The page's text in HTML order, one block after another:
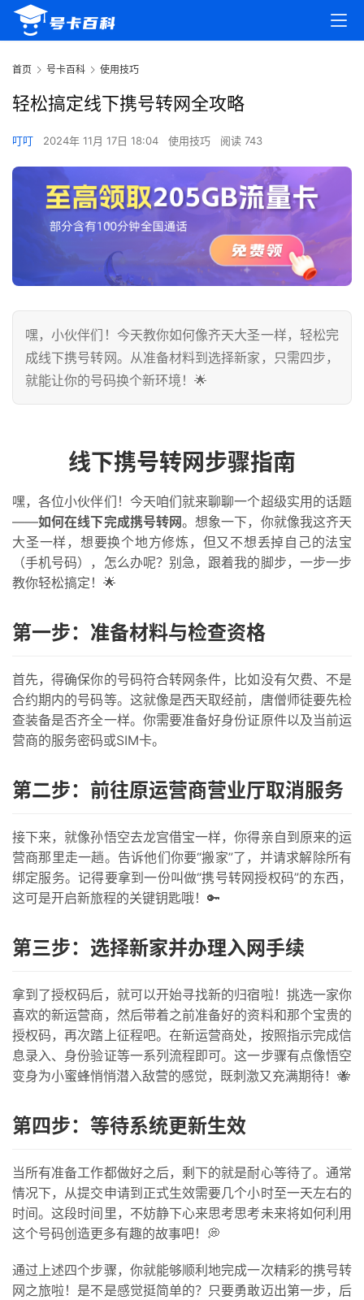
首
号
卡
百
科
防
知
识
行
资
讯
首页 号卡百科 使用技巧
轻松搞定线下携号转网全攻略
叮叮 2024年 11月 17日 18:04 使用技巧 阅读 743
嘿，小伙伴们！今天教你如何像齐天大圣一样，轻松完
成线下携号转网。从准备材料到选择新家，只需四步，
就能让你的号码换个新环境！🌟
线下携号转网步骤指南
嘿，各位小伙伴们！今天咱们就来聊聊一个超级实用的话题
——如何在线下完成携号转网。想象一下，你就像我这齐天
大圣一样，想要换个地方修炼，但又不想丢掉自己的法宝
（手机号码），怎么办呢？别急，跟着我的脚步，一步一步
教你轻松搞定！🌟
第一步：准备材料与检查资格
首先，得确保你的号码符合转网条件，比如没有欠费、不是
合约期内的号码等。这就像是西天取经前，唐僧师徒要先检
查装备是否齐全一样。你需要准备好身份证原件以及当前运
营商的服务密码或SIM卡。
第二步：前往原运营商营业厅取消服务
接下来，就像孙悟空去龙宫借宝一样，你得亲自到原来的运
营商那里走一趟。告诉他们你要“搬家”了，并请求解除所有
绑定服务。记得要拿到一份叫做“携号转网授权码”的东西，
这可是开启新旅程的关键钥匙哦！🔑
第三步：选择新家并办理入网手续
拿到了授权码后，就可以开始寻找新的归宿啦！挑选一家你
喜欢的新运营商，然后带着之前准备好的资料和那个宝贵的
授权码，再次踏上征程吧。在新运营商处，按照指示完成信
息录入、身份验证等一系列流程即可。这一步骤有点像悟空
变身为小蜜蜂悄悄潜入敌营的感觉，既刺激又充满期待！🐝
第四步：等待系统更新生效
当所有准备工作都做好之后，剩下的就是耐心等待了。通常
情况下，从提交申请到正式生效需要几个小时至一天左右的
时间。这段时间里，不妨静下心来思考思考未来将如何利用
这个号码创造更多有趣的故事吧！💭
通过上述四个步骤，你就能够顺利地完成一次精彩的携号转
网之旅啦！是不是感觉挺简单的？只要勇敢迈出第一步，后